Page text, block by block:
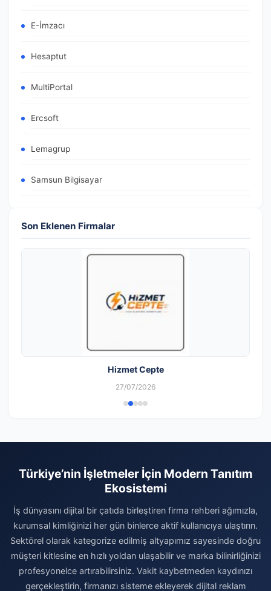
E-İmzacı
Hesaptut
MultiPortal
Ercsoft
Lemagrup
Samsun Bilgisayar
Son Eklenen Firmalar
Hizmet Cepte
27/07/2026
Türkiye’nin İşletmeler İçin Modern Tanıtım
Ekosistemi
İş dünyasını dijital bir çatıda birleştiren firma rehberi ağımızla,
kurumsal kimliğinizi her gün binlerce aktif kullanıcıya ulaştırın.
Sektörel olarak kategorize edilmiş altyapımız sayesinde doğru
müşteri kitlesine en hızlı yoldan ulaşabilir ve marka bilinirliğinizi
profesyonelce artırabilirsiniz. Vakit kaybetmeden kaydınızı
gerçekleştirin, firmanızı sisteme ekleyerek dijital reklam